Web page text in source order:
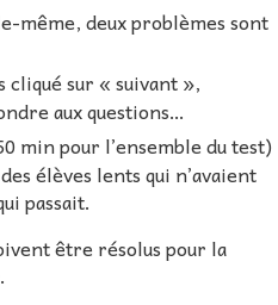
même, deux problèmes sont
cliqué sur « suivant »,
aux questions…
min pour l’ensemble du test)
élèves lents qui n’avaient
passait.
être résolus pour la